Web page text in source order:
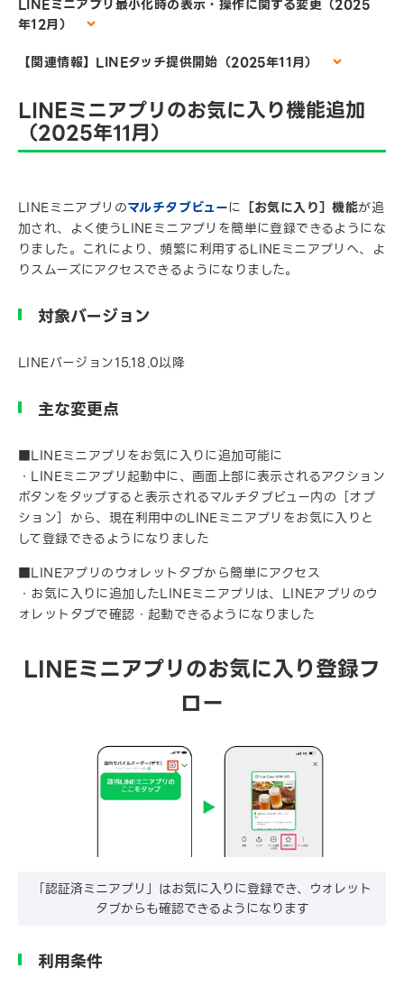
LINEミニアプリ最小化時の表示・操作に関する変更（2025
年12月）
【関連情報】LINEタッチ提供開始（2025年11月）
LINEミニアプリのお気に入り機能追加
（2025年11月）
LINEミニアプリのマルチタブビューに ［お気に入り］機能が追
加され、よく使うLINEミニアプリを簡単に登録できるようにな
りました。これにより、頻繁に利用するLINEミニアプリへ、よ
りスムーズにアクセスできるようになりました。
対象バージョン
LINEバージョン15.18.0以降
主な変更点
■LINEミニアプリをお気に入りに追加可能に
・LINEミニアプリ起動中に、画面上部に表示されるアクション
ボタンをタップすると表示されるマルチタブビュー内の［オプ
ション］から、現在利用中のLINEミニアプリをお気に入りと
して登録できるようになりました
■LINEアプリのウォレットタブから簡単にアクセス
・お気に入りに追加したLINEミニアプリは、LINEアプリのウ
ォレットタブで確認・起動できるようになりました
LINEミニアプリのお気に入り登録フ
ロー
「認証済ミニアプリ」はお気に入りに登録でき、ウォレット
タブからも確認できるようになります
利用条件